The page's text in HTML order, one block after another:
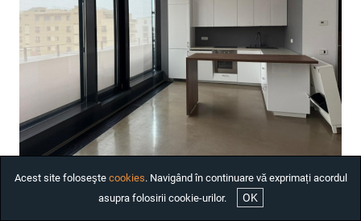
INCHIRIAT
PROIECTE REZIDENTIALE
INTERNATIONALE
COMPANIE
SERVICII
DESPRE NOI
STIRI
Acest site foloseşte cookies. Navigând în continuare vă exprimați acordul
asupra folosirii cookie-urilor.
OK